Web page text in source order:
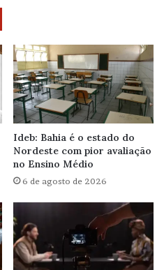
Ideb: Bahia é o estado do
Nordeste com pior avaliação
no Ensino Médio
6 de agosto de 2026